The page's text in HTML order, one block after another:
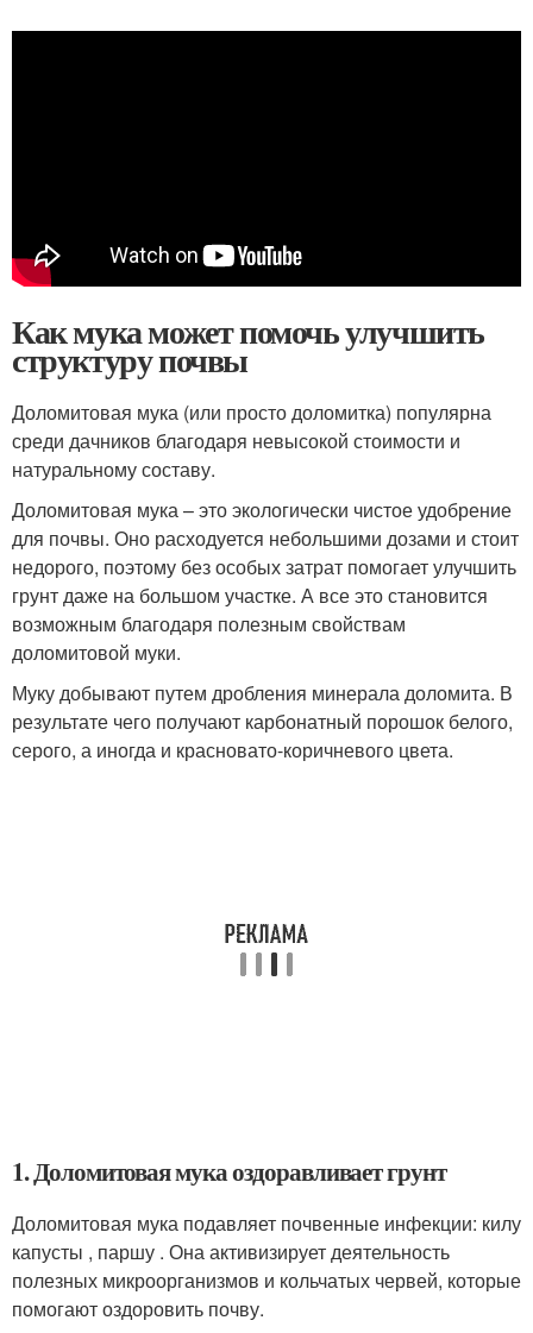
Как мука может помочь улучшить
структуру почвы
Доломитовая мука (или просто доломитка) популярна
среди дачников благодаря невысокой стоимости и
натуральному составу.
Доломитовая мука – это экологически чистое удобрение
для почвы. Оно расходуется небольшими дозами и стоит
недорого, поэтому без особых затрат помогает улучшить
грунт даже на большом участке. А все это становится
возможным благодаря полезным свойствам
доломитовой муки.
Муку добывают путем дробления минерала доломита. В
результате чего получают карбонатный порошок белого,
серого, а иногда и красновато-коричневого цвета.
1. Доломитовая мука оздоравливает грунт
Доломитовая мука подавляет почвенные инфекции: килу
капусты , паршу . Она активизирует деятельность
полезных микроорганизмов и кольчатых червей, которые
помогают оздоровить почву.